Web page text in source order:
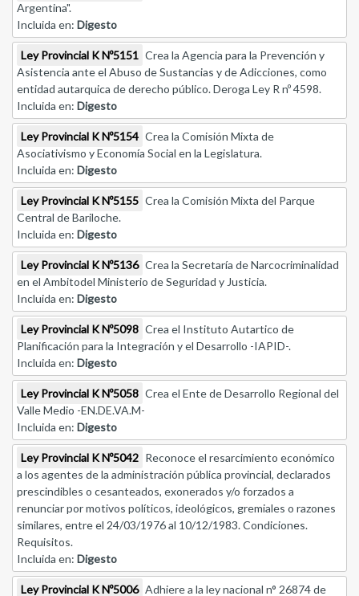
Argentina".
Incluida en: Digesto
Ley Provincial K Nº5151 Crea la Agencia para la Prevención y
Asistencia ante el Abuso de Sustancias y de Adicciones, como
entidad autarquica de derecho público. Deroga Ley R nº 4598.
Incluida en: Digesto
Ley Provincial K Nº5154 Crea la Comisión Mixta de
Asociativismo y Economía Social en la Legislatura.
Incluida en: Digesto
Ley Provincial K Nº5155 Crea la Comisión Mixta del Parque
Central de Bariloche.
Incluida en: Digesto
Ley Provincial K Nº5136 Crea la Secretaría de Narcocriminalidad
en el Ambitodel Ministerio de Seguridad y Justicia.
Incluida en: Digesto
Ley Provincial K Nº5098 Crea el Instituto Autartico de
Planificación para la Integración y el Desarrollo -IAPID-.
Incluida en: Digesto
Ley Provincial K Nº5058 Crea el Ente de Desarrollo Regional del
Valle Medio -EN.DE.VA.M-
Incluida en: Digesto
Ley Provincial K Nº5042 Reconoce el resarcimiento económico
a los agentes de la administración pública provincial, declarados
prescindibles o cesanteados, exonerados y/o forzados a
renunciar por motivos políticos, ideológicos, gremiales o razones
similares, entre el 24/03/1976 al 10/12/1983. Condiciones.
Requisitos.
Incluida en: Digesto
Ley Provincial K Nº5006 Adhiere a la ley nacional n° 26874 de